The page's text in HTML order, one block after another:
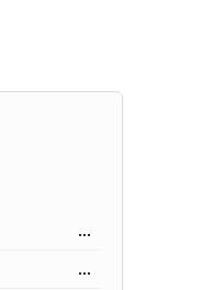
...
...